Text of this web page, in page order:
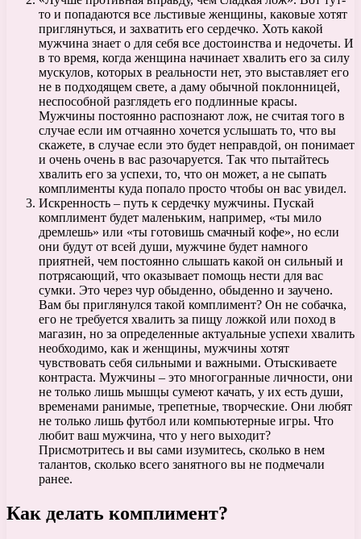
то и попадаются все льстивые женщины, каковые хотят
приглянуться, и захватить его сердечко. Хоть какой
мужчина знает о для себя все достоинства и недочеты. И
в то время, когда женщина начинает хвалить его за силу
мускулов, которых в реальности нет, это выставляет его
не в подходящем свете, а даму обычной поклонницей,
неспособной разглядеть его подлинные красы.
Мужчины постоянно распознают лож, не считая того в
случае если им отчаянно хочется услышать то, что вы
скажете, в случае если это будет неправдой, он понимает
и очень очень в вас разочаруется. Так что пытайтесь
хвалить его за успехи, то, что он может, а не сыпать
комплименты куда попало просто чтобы он вас увидел.
Искренность – путь к сердечку мужчины. Пускай
комплимент будет маленьким, например, «ты мило
дремлешь» или «ты готовишь смачный кофе», но если
они будут от всей души, мужчине будет намного
приятней, чем постоянно слышать какой он сильный и
потрясающий, что оказывает помощь нести для вас
сумки. Это через чур обыденно, обыденно и заучено.
Вам бы приглянулся такой комплимент? Он не собачка,
его не требуется хвалить за пищу ложкой или поход в
магазин, но за определенные актуальные успехи хвалить
необходимо, как и женщины, мужчины хотят
чувствовать себя сильными и важными. Отыскиваете
контраста. Мужчины – это многогранные личности, они
не только лишь мышцы сумеют качать, у их есть души,
временами ранимые, трепетные, творческие. Они любят
не только лишь футбол или компьютерные игры. Что
любит ваш мужчина, что у него выходит?
Присмотритесь и вы сами изумитесь, сколько в нем
талантов, сколько всего занятного вы не подмечали
ранее.
Как делать комплимент?